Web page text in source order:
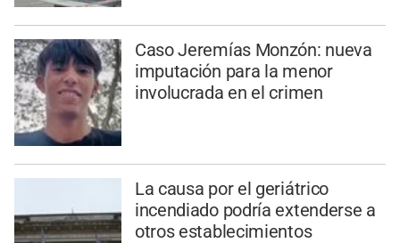
Caso Jeremías Monzón: nueva
imputación para la menor
involucrada en el crimen
La causa por el geriátrico
incendiado podría extenderse a
otros establecimientos